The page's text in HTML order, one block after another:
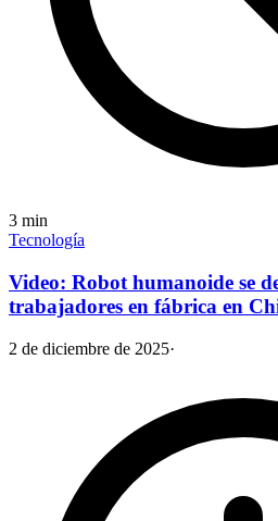
3 min
Tecnología
Video: Robot humanoide se
trabajadores en fábrica en
2 de diciembre de 2025·